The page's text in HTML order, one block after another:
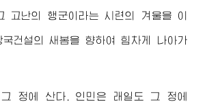
고난의 행군이라는 시련의 겨울을 이
국건설의 새봄을 향하여 힘차게 나아가
정에 산다. 인민은 래일도 그 정에